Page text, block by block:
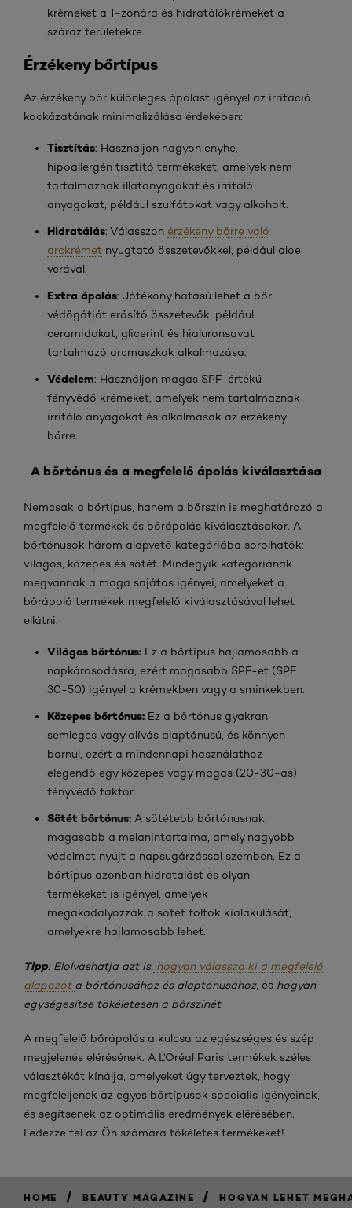
krémeket a T-zónára és hidratálókrémeket a
száraz területekre.
Érzékeny bőrtípus
Az érzékeny bőr különleges ápolást igényel az irritáció
kockázatának minimalizálása érdekében:
Tisztítás: Használjon nagyon enyhe,
hipoallergén tisztító termékeket, amelyek nem
tartalmaznak illatanyagokat és irritáló
anyagokat, például szulfátokat vagy alkoholt.
Hidratálás: Válasszon érzékeny bőrre való
arckrémet nyugtató összetevőkkel, például aloe
verával.
Extra ápolás: Jótékony hatású lehet a bőr
védőgátját erősítő összetevők, például
ceramidokat, glicerint és hialuronsavat
tartalmazó arcmaszkok alkalmazása.
Védelem: Használjon magas SPF-értékű
fényvédő krémeket, amelyek nem tartalmaznak
irritáló anyagokat és alkalmasak az érzékeny
bőrre.
A bőrtónus és a megfelelő ápolás kiválasztása
Nemcsak a bőrtípus, hanem a bőrszín is meghatározó a
megfelelő termékek és bőrápolás kiválasztásakor. A
bőrtónusok három alapvető kategóriába sorolhatók:
világos, közepes és sötét. Mindegyik kategóriának
megvannak a maga sajátos igényei, amelyeket a
bőrápoló termékek megfelelő kiválasztásával lehet
ellátni.
Világos bőrtónus: Ez a bőrtípus hajlamosabb a
napkárosodásra, ezért magasabb SPF-et (SPF
30-50) igényel a krémekben vagy a sminkekben.
Közepes bőrtónus: Ez a bőrtónus gyakran
semleges vagy olívás alaptónusú, és könnyen
barnul, ezért a mindennapi használathoz
elegendő egy közepes vagy magas (20-30-as)
fényvédő faktor.
Sötét bőrtónus: A sötétebb bőrtónusnak
magasabb a melanintartalma, amely nagyobb
védelmet nyújt a napsugárzással szemben. Ez a
bőrtípus azonban hidratálást és olyan
termékeket is igényel, amelyek
megakadályozzák a sötét foltok kialakulását,
amelyekre hajlamosabb lehet.
Tipp: Elolvashatja azt is, hogyan válassza ki a megfelelő
alapozót a bőrtónusához és alaptónusához, és hogyan
egységesítse tökéletesen a bőrszínét.
A megfelelő bőrápolás a kulcsa az egészséges és szép
megjelenés elérésének. A L'Oréal Paris termékek széles
választékát kínálja, amelyeket úgy terveztek, hogy
megfeleljenek az egyes bőrtípusok speciális igényeinek,
és segítsenek az optimális eredmények elérésében.
Fedezze fel az Ön számára tökéletes termékeket!
HOME / BEAUTY MAGAZINE / HOGYAN LEHET